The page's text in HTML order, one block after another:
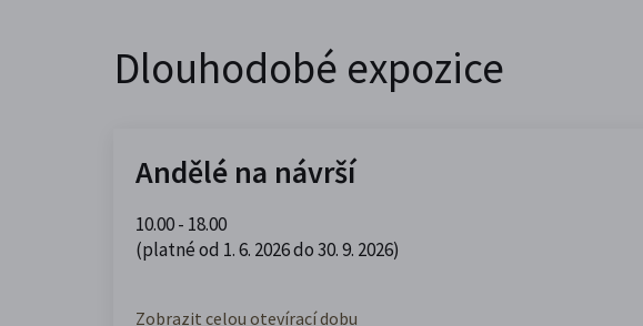
Dlouhodobé expozice
Andělé na návrší
10.00 - 18.00
(platné od 1. 6. 2026 do 30. 9. 2026)
Zobrazit celou otevírací dobu